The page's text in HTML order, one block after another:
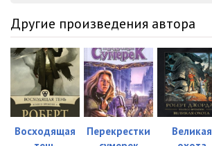
3-28
3-29
3-30
3-31
3-32
Другие произведения автора
Восходящая
Перекрестки
Великая